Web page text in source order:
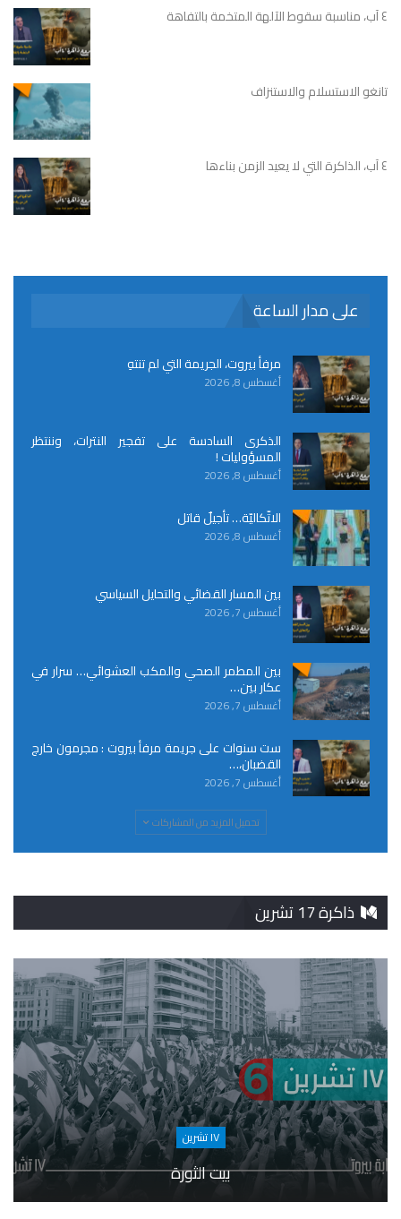
٤ آب، مناسبة سقوط الآلهة المتخمة بالتفاهة
تانغو الاستسلام والاستنزاف
٤ آب، الذاكرة التي لا يعيد الزمن بناءها
على مدار الساعة
مرفأ بيروت، الجريمة التي لم تنتهِ
أغسطس 8, 2026
الذكرى السادسة على تفجير النترات، وننتظر
المسؤوليات !
أغسطس 8, 2026
الاتّكاليّة… تأجيلٌ قاتل
أغسطس 8, 2026
بين المسار القضائي والتحايل السياسي
أغسطس 7, 2026
بين المطمر الصحي والمكب العشوائي… سرار في
عكار بين…
أغسطس 7, 2026
ست سنوات على جريمة مرفأ بيروت : مجرمون خارج
القضبان،…
أغسطس 7, 2026
تحميل المزيد من المشاركات
ذاكرة 17 تشرين
١٧ تشرين
بيت الثورة